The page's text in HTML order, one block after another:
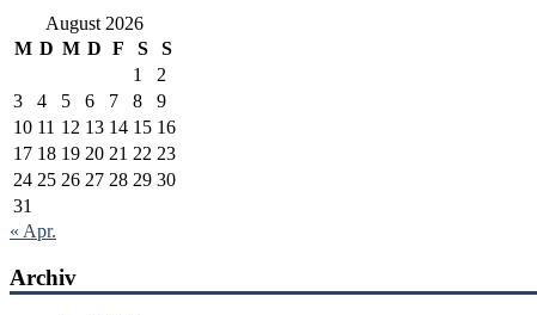
August 2026
M D M D F S
S
1
2
3
4 5 6 7 8
9
10 11 12 13 14 15 16
17 18 19 20 21 22 23
24 25 26 27 28 29 30
31
« Apr.
Archiv